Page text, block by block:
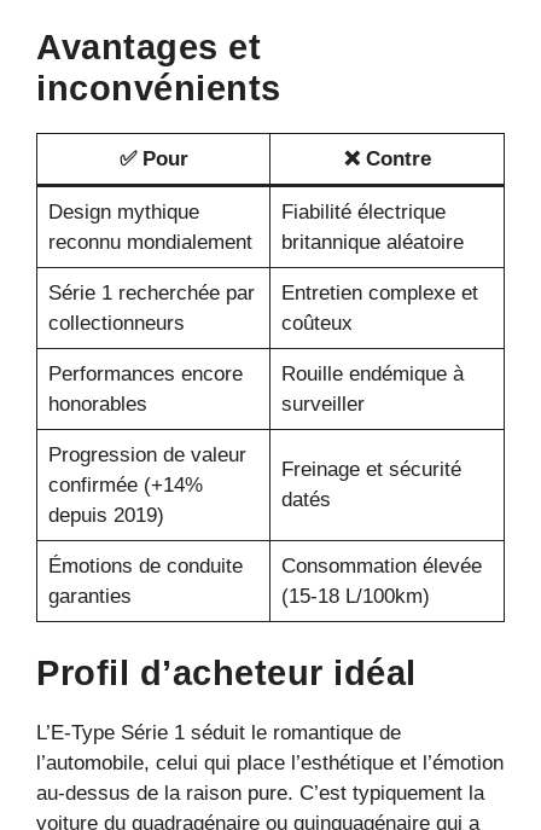
Avantages et
inconvénients
✅ Pour ❌ Contre
Design mythique
reconnu mondialement
Fiabilité électrique
britannique aléatoire
Série 1 recherchée par
collectionneurs
Entretien complexe et
coûteux
Performances encore
honorables
Rouille endémique à
surveiller
Progression de valeur
confirmée (+14%
depuis 2019)
Freinage et sécurité
datés
Émotions de conduite
garanties
Consommation élevée
(15-18 L/100km)
Profil d’acheteur idéal
L’E-Type Série 1 séduit le romantique de
l’automobile, celui qui place l’esthétique et l’émotion
au-dessus de la raison pure. C’est typiquement la
voiture du quadragénaire ou quinquagénaire qui a